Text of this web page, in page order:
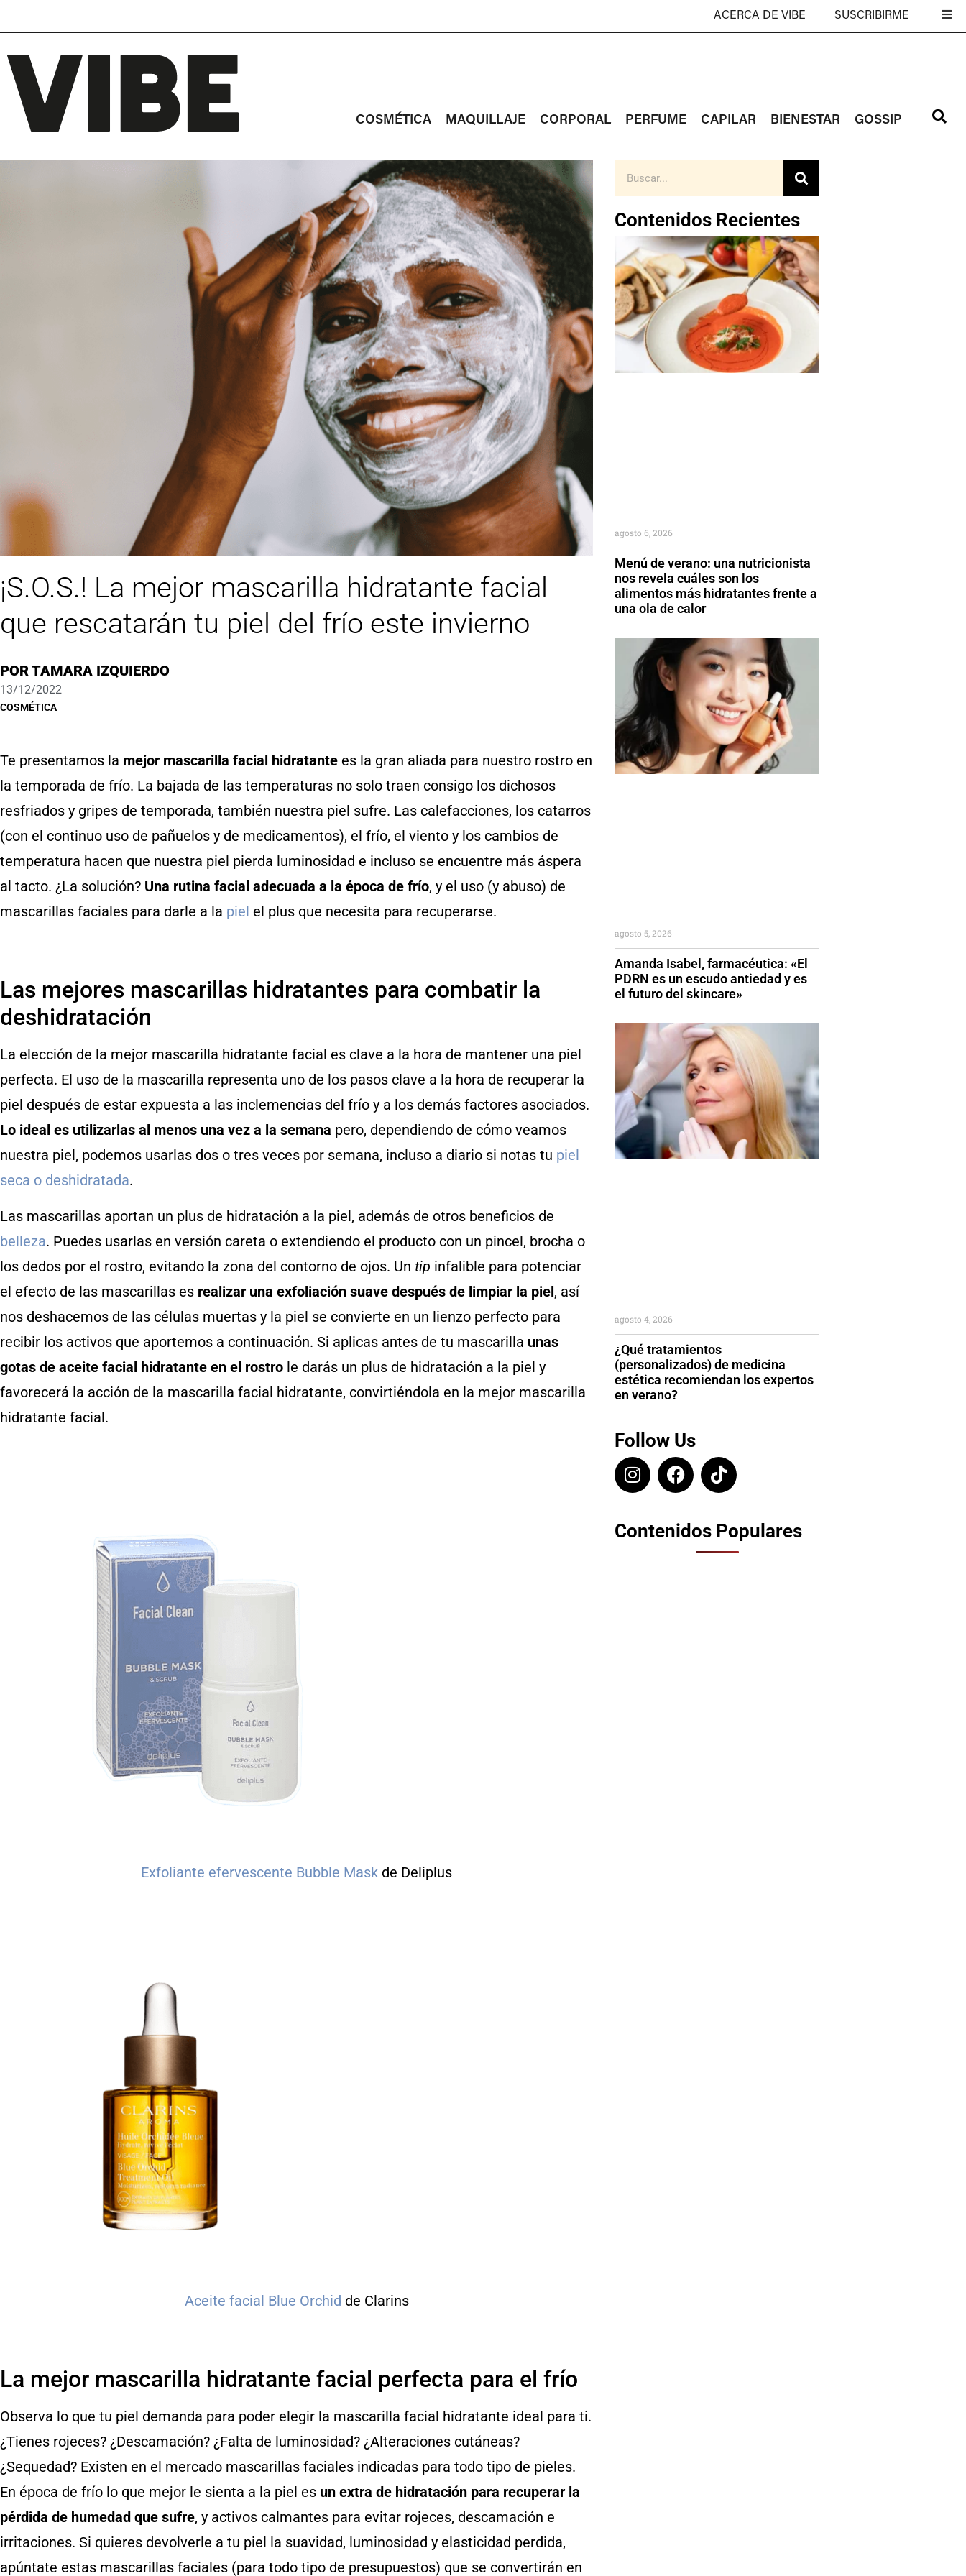
ACERCA DE VIBE SUSCRIBIRME
COSMÉTICA MAQUILLAJE CORPORAL PERFUME CAPILAR BIENESTAR GOSSIP
¡S.O.S.! La mejor mascarilla hidratante facial
que rescatarán tu piel del frío este invierno
PORTAMARA IZQUIERDO
13/12/2022
COSMÉTICA
Te presentamos la mejor mascarilla facial hidratante es la gran aliada para nuestro rostro en
la temporada de frío. La bajada de las temperaturas no solo traen consigo los dichosos
resfriados y gripes de temporada, también nuestra piel sufre. Las calefacciones, los catarros
(con el continuo uso de pañuelos y de medicamentos), el frío, el viento y los cambios de
temperatura hacen que nuestra piel pierda luminosidad e incluso se encuentre más áspera
al tacto. ¿La solución? Una rutina facial adecuada a la época de frío, y el uso (y abuso) de
mascarillas faciales para darle a la piel el plus que necesita para recuperarse.
Las mejores mascarillas hidratantes para combatir la
deshidratación
La elección de la mejor mascarilla hidratante facial es clave a la hora de mantener una piel
perfecta. El uso de la mascarilla representa uno de los pasos clave a la hora de recuperar la
piel después de estar expuesta a las inclemencias del frío y a los demás factores asociados.
Lo ideal es utilizarlas al menos una vez a la semana pero, dependiendo de cómo veamos
nuestra piel, podemos usarlas dos o tres veces por semana, incluso a diario si notas tu piel
seca o deshidratada.
Las mascarillas aportan un plus de hidratación a la piel, además de otros beneficios de
belleza. Puedes usarlas en versión careta o extendiendo el producto con un pincel, brocha o
los dedos por el rostro, evitando la zona del contorno de ojos. Un tip infalible para potenciar
el efecto de las mascarillas es realizar una exfoliación suave después de limpiar la piel, así
nos deshacemos de las células muertas y la piel se convierte en un lienzo perfecto para
recibir los activos que aportemos a continuación. Si aplicas antes de tu mascarilla unas
gotas de aceite facial hidratante en el rostro le darás un plus de hidratación a la piel y
favorecerá la acción de la mascarilla facial hidratante, convirtiéndola en la mejor mascarilla
hidratante facial.
Exfoliante efervescente Bubble Mask de Deliplus
Aceite facial Blue Orchid de Clarins
La mejor mascarilla hidratante facial perfecta para el frío
Observa lo que tu piel demanda para poder elegir la mascarilla facial hidratante ideal para ti.
¿Tienes rojeces? ¿Descamación? ¿Falta de luminosidad? ¿Alteraciones cutáneas?
¿Sequedad? Existen en el mercado mascarillas faciales indicadas para todo tipo de pieles.
En época de frío lo que mejor le sienta a la piel es un extra de hidratación para recuperar la
pérdida de humedad que sufre, y activos calmantes para evitar rojeces, descamación e
irritaciones. Si quieres devolverle a tu piel la suavidad, luminosidad y elasticidad perdida,
apúntate estas mascarillas faciales (para todo tipo de presupuestos) que se convertirán en
Contenidos Recientes
Menú de verano: una nutricionista
nos revela cuáles son los
alimentos más hidratantes frente a
una ola de calor
agosto 6, 2026
Amanda Isabel, farmacéutica: «El
PDRN es un escudo antiedad y es
el futuro del skincare»
agosto 5, 2026
¿Qué tratamientos
(personalizados) de medicina
estética recomiendan los expertos
en verano?
agosto 4, 2026
Follow Us
Contenidos Populares